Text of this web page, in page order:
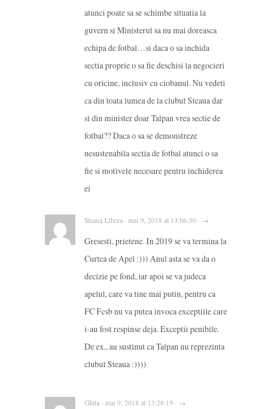
atunci poate sa se schimbe situatia la
guvern si Ministerul sa nu mai doreasca
echipa de fotbal…si daca o sa inchida
sectia proprie o sa fie deschisi la negocieri
cu oricine, inclusiv cu ciobanul. Nu vedeti
ca din toata lumea de la clubul Steaua dar
si din minister doar Talpan vrea sectie de
fotbal?? Daca o sa se demonstreze
nesustenabila sectia de fotbal atunci o sa
fie si motivele necesare pentru inchiderea
ei
Steaua Libera · mai 9, 2018 at 13:06:30 · →
Gresesti, prietene. In 2019 se va termina la
Curtea de Apel :))) Anul asta se va da o
decizie pe fond, iar apoi se va judeca
apelul, care va tine mai putin, pentru ca
FC Fcsb nu va putea invoca exceptiile care
i-au fost respinse deja. Exceptii penibile.
De ex., au sustinut ca Talpan nu reprezinta
clubul Steaua :))))
Ghita · mai 9, 2018 at 13:28:19 · →